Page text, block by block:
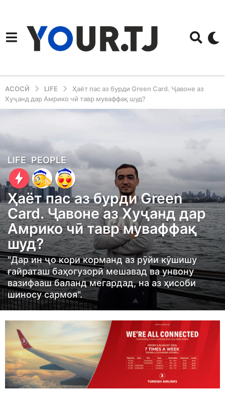
АСОСӢ LIFE
Ҳаёт пас аз бурди Green Card. Ҷавоне аз
Хуҷанд дар Амрико чӣ тавр муваффақ шуд?
3
y
e
a
r
s
a
g
o
3
y
e
a
a
g
o
LIFE ,PEOPLE
Ҳаёт пас аз бурди Green
Card. Ҷавоне аз Хуҷанд дар
Амрико чӣ тавр муваффақ
шуд?
"Дар ин ҷо кори корманд аз рӯйи кӯшишу
ғайраташ баҳогузорӣ мешавад ва унвону
вазифааш баланд мегардад, на аз ҳисоби
шиносу сармоя".